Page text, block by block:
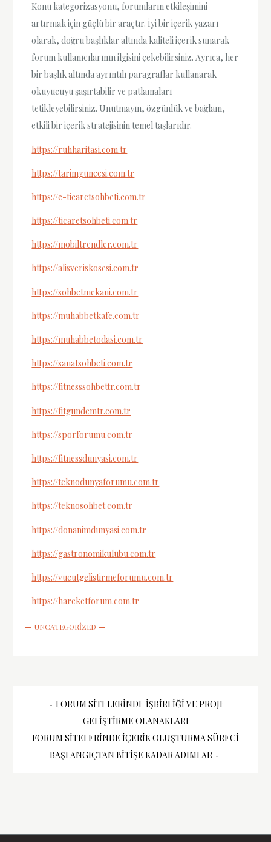
Konu kategorizasyonu, forumların etkileşimini
artırmak için güçlü bir araçtır. İyi bir içerik yazarı
olarak, doğru başlıklar altında kaliteli içerik sunarak
forum kullanıcılarının ilgisini çekebilirsiniz. Ayrıca, her
bir başlık altında ayrıntılı paragraflar kullanarak
okuyucuyu şaşırtabilir ve patlamaları
tetikleyebilirsiniz. Unutmayın, özgünlük ve bağlam,
etkili bir içerik stratejisinin temel taşlarıdır.
https://ruhharitasi.com.tr
https://tarimguncesi.com.tr
https://e-ticaretsohbeti.com.tr
https://ticaretsohbeti.com.tr
https://mobiltrendler.com.tr
https://alisveriskosesi.com.tr
https://sohbetmekani.com.tr
https://muhabbetkafe.com.tr
https://muhabbetodasi.com.tr
https://sanatsohbeti.com.tr
https://fitnesssohbettr.com.tr
https://fitgundemtr.com.tr
https://sporforumu.com.tr
https://fitnessdunyasi.com.tr
https://teknodunyaforumu.com.tr
https://teknosohbet.com.tr
https://donanimdunyasi.com.tr
https://gastronomikulubu.com.tr
https://vucutgelistirmeforumu.com.tr
https://hareketforum.com.tr
UNCATEGORIZED
Yazı
gezinmesi
FORUM SITELERINDE İŞBIRLIĞI VE PROJE
GELIŞTIRME OLANAKLARI
FORUM SITELERINDE İÇERIK OLUŞTURMA SÜRECI
BAŞLANGIÇTAN BITIŞE KADAR ADIMLAR